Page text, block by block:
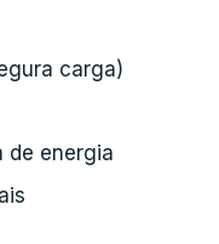
carga)
de energia